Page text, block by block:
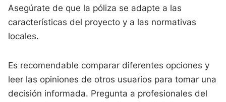
Asegúrate de que la póliza se adapte a las
características del proyecto y a las normativas
locales.
Es recomendable comparar diferentes opciones y
leer las opiniones de otros usuarios para tomar una
decisión informada. Pregunta a profesionales del